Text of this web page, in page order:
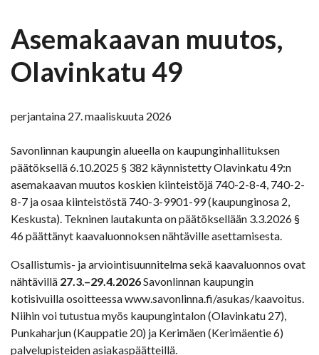
Asemakaavan muutos,
Olavinkatu 49
perjantaina 27. maaliskuuta 2026
Savonlinnan kaupungin alueella on kaupunginhallituksen
päätöksellä 6.10.2025 § 382 käynnistetty Olavinkatu 49:n
asemakaavan muutos koskien kiinteistöjä 740-2-8-4, 740-2-
8-7 ja osaa kiinteistöstä 740-3-9901-99 (kaupunginosa 2,
Keskusta). Tekninen lautakunta on päätöksellään 3.3.2026 §
46 päättänyt kaavaluonnoksen nähtäville asettamisesta.
Osallistumis- ja arviointisuunnitelma sekä kaavaluonnos ovat
nähtävillä 27.3.–29.4.2026Savonlinnan kaupungin
kotisivuilla osoitteessa www.savonlinna.fi/asukas/kaavoitus.
Niihin voi tutustua myös kaupungintalon (Olavinkatu 27),
Punkaharjun (Kauppatie 20) ja Kerimäen (Kerimäentie 6)
palvelupisteiden asiakaspäätteillä.